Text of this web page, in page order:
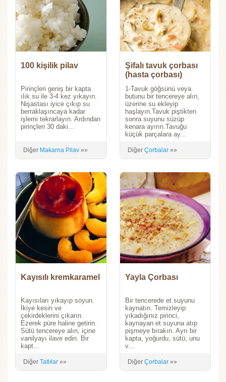
100 kişilik pilav
Pirinçleri geniş bir kapta
ılık su ile 3-4 kez yıkayın.
Nişastası iyice çıkıp su
berraklaşıncaya kadar
işlemi tekrarlayın. Ardından
pirinçleri 30 daki...
Diğer Makarna Pilav »»
Şifalı tavuk çorbası
(hasta çorbası)
1-Tavuk göğsünü veya
butunu bir tencereye alın,
üzerine su ekleyip
haşlayın.Tavuk piştikten
sonra suyunu süzüp
kenara ayırın.Tavuğu
küçük parçalara ay...
Diğer Çorbalar»»
Kayısılı kremkaramel
Kayısıları yıkayıp soyun.
İkiye kesin ve
çekirdeklerini çıkarın.
Ezerek püre haline getirin.
Sütü tencereye alın, içine
vanilyayı ilave edin. Bir
kapt...
Diğer Tatlılar »»
Yayla Çorbası
Bir tencerede et suyunu
kaynatın. Temizleyip
yıkadığınız pirinci,
kaynayan et suyuna atıp
pişmeye bırakın. Ayrı bir
kapta, yoğurdu, sütü, unu
v...
Diğer Çorbalar»»